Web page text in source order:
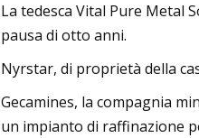
La tedesca Vital Pure Metal
pausa di otto anni.
Nyrstar, di proprietà della
Gecamines, la compagnia
un impianto di raffinazione